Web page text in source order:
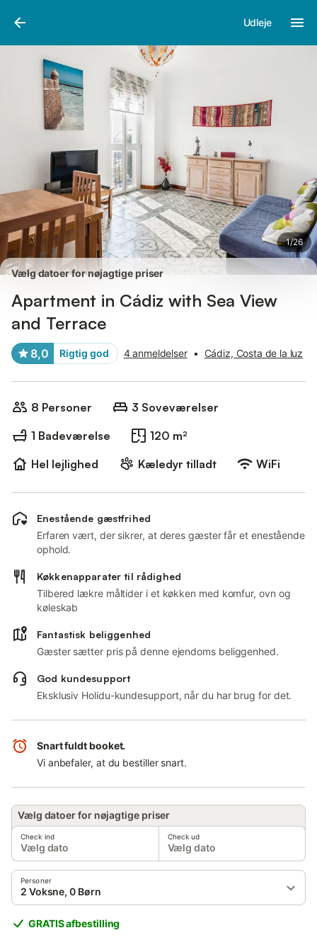
Udleje
1/26
Billeder
Vælg datoer for nøjagtige priser
Apartment in Cádiz with Sea View
and Terrace
8,0 Rigtig god 4 anmeldelser • Cádiz, Costa de la luz
8 Personer
3 Soveværelser
1 Badeværelse
120 m²
Hel lejlighed
Kæledyr tilladt WiFi
Enestående gæstfrihed
Erfaren vært, der sikrer, at deres gæster får et enestående
ophold.
Køkkenapparater til rådighed
Tilbered lækre måltider i et køkken med komfur, ovn og
køleskab
Fantastisk beliggenhed
Gæster sætter pris på denne ejendoms beliggenhed.
God kundesupport
Eksklusiv Holidu-kundesupport, når du har brug for det.
Snart fuldt booket.
Vi anbefaler, at du bestiller snart.
Vælg datoer for nøjagtige priser
Check ind
Vælg dato
Check ud
Vælg dato
Personer
2 Voksne, 0 Børn
GRATIS afbestilling